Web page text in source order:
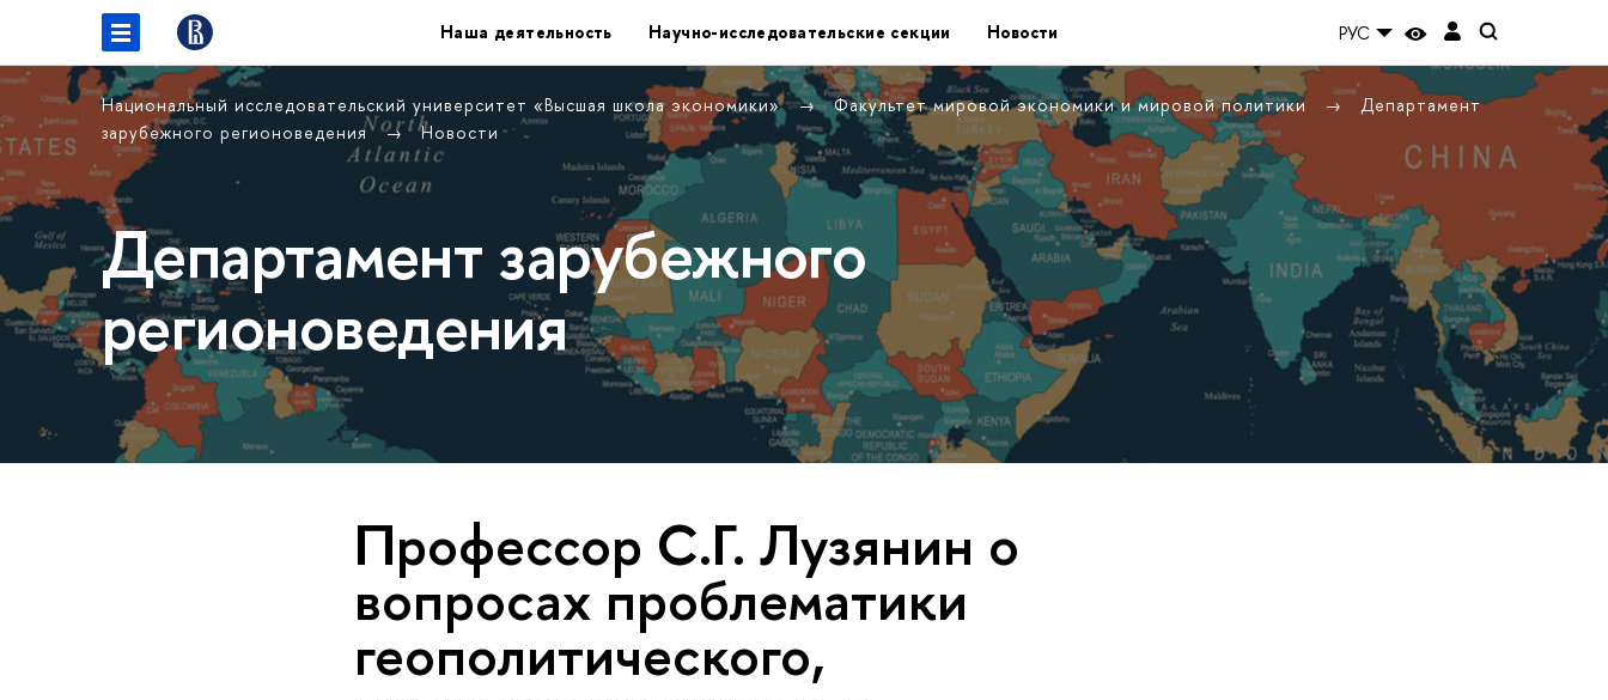
Наша деятельность Научно-исследовательские секции Новости РУС
Национальный исследовательский университет «Высшая школа экономики» Факультет мировой экономики и мировой политики
Департамент
зарубежного регионоведения
Новости
Департамент зарубежного
регионоведения
Профессор С.Г. Лузянин о
вопросах проблематики
геополитического,